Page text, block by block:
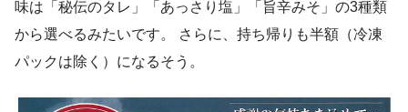
味は「秘伝のタレ」「あっさり塩」「旨辛みそ」の3種類
から選べるみたいです。 さらに、持ち帰りも半額（冷凍
パックは除く）になるそう。